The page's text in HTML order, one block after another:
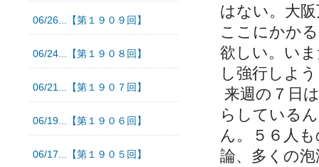
06/26...【第１９０９回】
06/24...【第１９０８回】
06/21...【第１９０７回】
06/19...【第１９０６回】
06/17...【第１９０５回】
はない。大
ここにかか
欲しい。い
し強行しよ
来週の７日
らしている
ん。５６人
論、多くの